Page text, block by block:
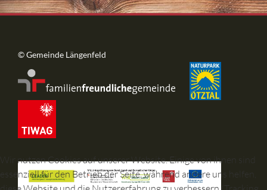
© Gemeinde Längenfeld
Wir nutzen Cookies auf unserer Website. Einige von ihnen sind
essenziell für den Betrieb der Seite, während andere uns helfen,